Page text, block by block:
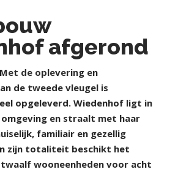
afgerond
Met de oplevering en
de tweede vleugel is
opgeleverd. Wiedenhof ligt in
en straalt met haar
familiair en gezellig
zijn totaliteit beschikt het
wooneenheden voor acht